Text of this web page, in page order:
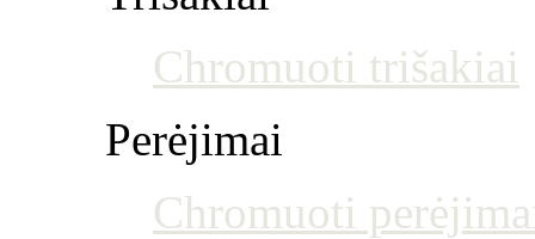
Chromuoti trišakiai
Perėjimai
Chromuoti